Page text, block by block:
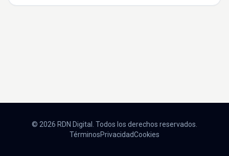
© 2026 RDN Digital. Todos los derechos reservados.
TérminosPrivacidadCookies